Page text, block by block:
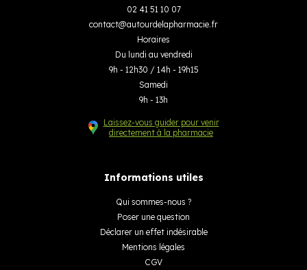
02 41 51 10 07
contact@autourdelapharmacie.fr
Horaires
Du lundi au vendredi
9h - 12h30 / 14h - 19h15
Samedi
9h - 13h
Laissez-vous guider pour venir
directement à la pharmacie
Informations utiles
Qui sommes-nous ?
Poser une question
Déclarer un effet indésirable
Mentions légales
CGV